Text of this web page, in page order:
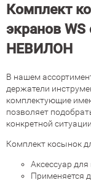
Комплект
экранов WS
НЕВИЛОН
В нашем
держатели
комплектующие
позволяет
конкретной ситуации.
Комплект косынок
Аксессуар
Применяется